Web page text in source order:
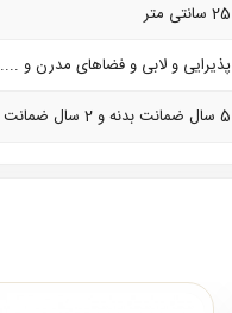
25 سانتی متر
پذیرایی و لابی و فضاهای مدرن و ....
5 سال ضمانت بدنه و 2 سال ضمانت کلیه لوازم برقی